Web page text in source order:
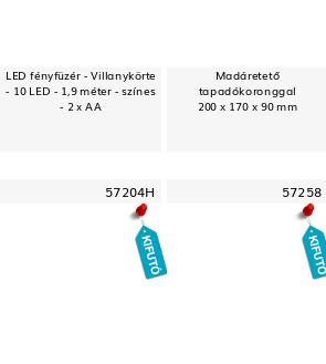
LED fényfüzér - Villanykörte
- 10 LED - 1,9 méter - színes
- 2 x AA
Madáretető
tapadókoronggal
200 x 170 x 90 mm
57204H 57258